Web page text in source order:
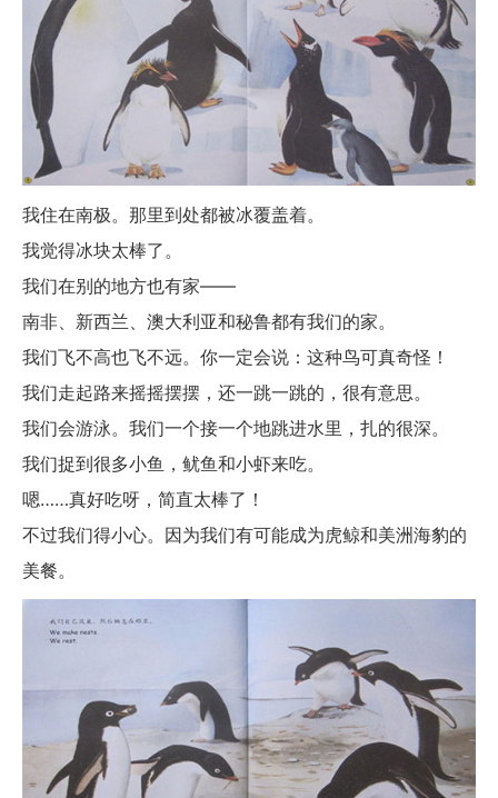
我住在南极。那里到处都被冰覆盖着。
我觉得冰块太棒了。
我们在别的地方也有家——
南非、新西兰、澳大利亚和秘鲁都有我们的家。
我们飞不高也飞不远。你一定会说：这种鸟可真奇怪！
我们走起路来摇摇摆摆，还一跳一跳的，很有意思。
我们会游泳。我们一个接一个地跳进水里，扎的很深。
我们捉到很多小鱼，鱿鱼和小虾来吃。
嗯……真好吃呀，简直太棒了！
不过我们得小心。因为我们有可能成为虎鲸和美洲海豹的
美餐。